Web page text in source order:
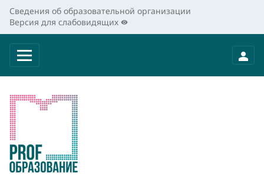
Сведения об образовательной организации
Версия для слабовидящих